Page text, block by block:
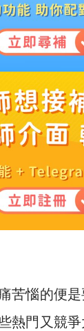
苦惱的便
熱門又競